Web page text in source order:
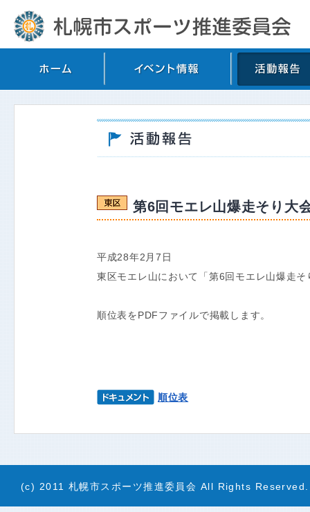
第6回モエレ山爆走そり大
平成28年2月7日
東区モエレ山において「第6回モエレ山爆走
順位表をPDFファイルで掲載します。
順位表
(c) 2011 札幌市スポーツ推進委員会 All Rights Reserved.